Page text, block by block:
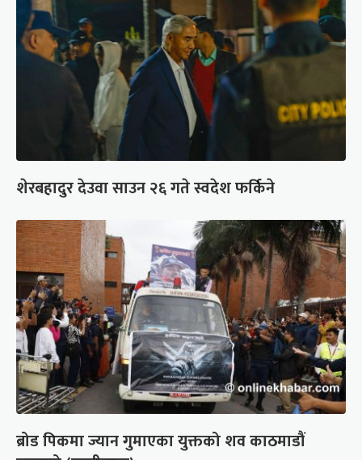
शेरबहादुर देउवा साउन २६ गते स्वदेश फर्किने
ब्रोड पिकमा ज्यान गुमाएका युक्तको शव काठमाडौं